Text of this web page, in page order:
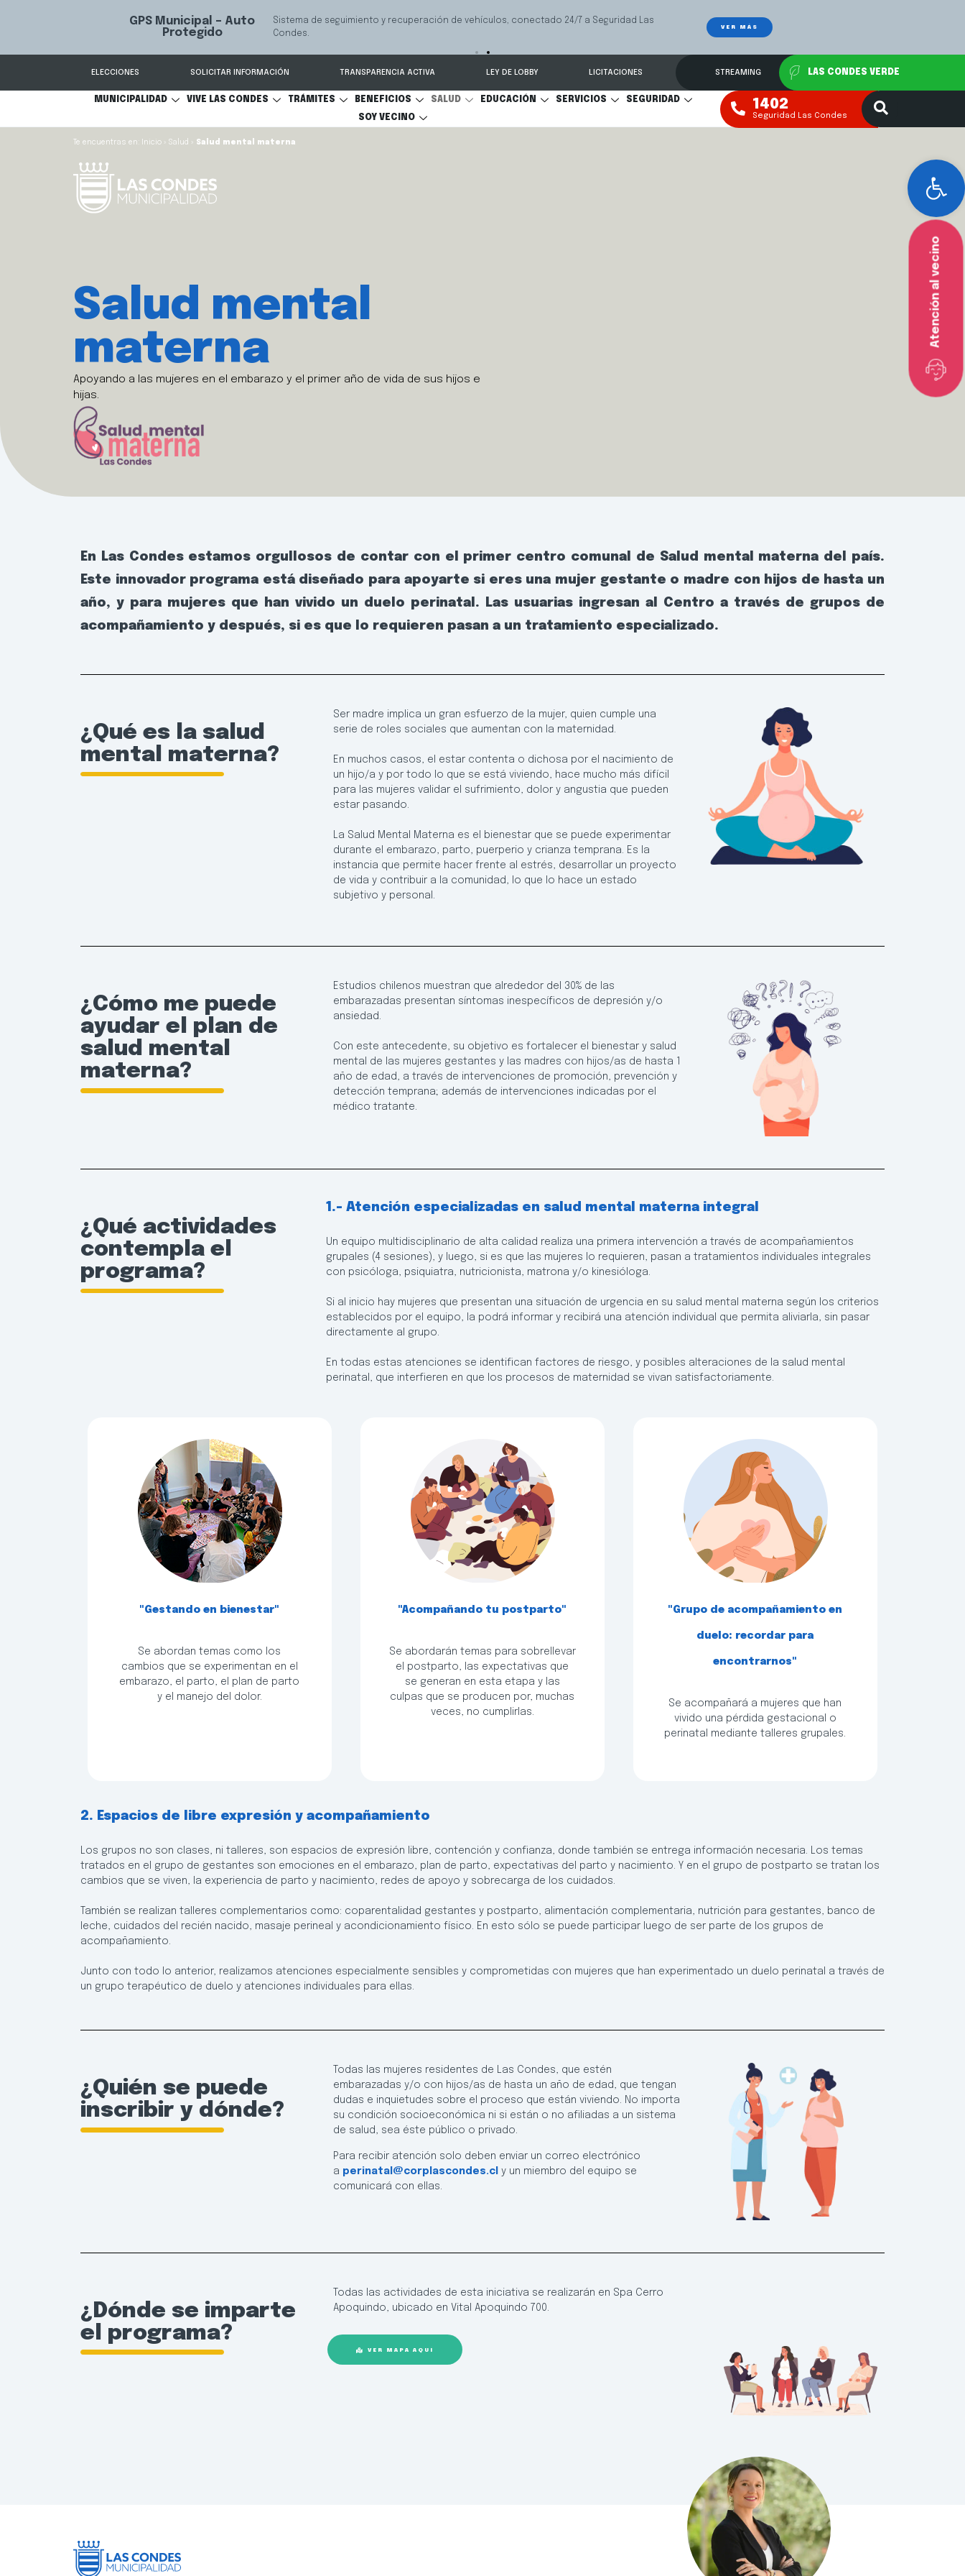
GPS Municipal – Auto
Protegido
Sistema de seguimiento y recuperación de vehículos, conectado 24/7 a Seguridad Las
Condes.
VER MÁS
ELECCIONES SOLICITAR INFORMACIÓN TRANSPARENCIA ACTIVA LEY DE LOBBY LICITACIONES STREAMING LAS CONDES VERDE
MUNICIPALIDAD VIVE LAS CONDES TRÁMITES BENEFICIOS SALUD EDUCACIÓN SERVICIOS SEGURIDAD
SOY VECINO
1402
Seguridad Las Condes
Inicio Salud Salud mental materna
Atención al vecino
Salud mental
materna
Apoyando a las mujeres en el embarazo y el primer año de vida de sus hijos e
hijas.
En Las Condes estamos orgullosos de contar con el primer centro comunal de Salud mental materna del país.
Este innovador programa está diseñado para apoyarte si eres una mujer gestante o madre con hijos de hasta un
año, y para mujeres que han vivido un duelo perinatal. Las usuarias ingresan al Centro a través de grupos de
acompañamiento y después, si es que lo requieren pasan a un tratamiento especializado.
¿Qué es la salud
mental materna?
Ser madre implica un gran esfuerzo de la mujer, quien cumple una
serie de roles sociales que aumentan con la maternidad.
En muchos casos, el estar contenta o dichosa por el nacimiento de
un hijo/a y por todo lo que se está viviendo, hace mucho más difícil
para las mujeres validar el sufrimiento, dolor y angustia que pueden
estar pasando.
La Salud Mental Materna es el bienestar que se puede experimentar
durante el embarazo, parto, puerperio y crianza temprana. Es la
instancia que permite hacer frente al estrés, desarrollar un proyecto
de vida y contribuir a la comunidad, lo que lo hace un estado
subjetivo y personal.
¿Cómo me puede
ayudar el plan de
salud mental
materna?
Estudios chilenos muestran que alrededor del 30% de las
embarazadas presentan síntomas inespecíficos de depresión y/o
ansiedad.
Con este antecedente, su objetivo es fortalecer el bienestar y salud
mental de las mujeres gestantes y las madres con hijos/as de hasta 1
año de edad, a través de intervenciones de promoción, prevención y
detección temprana; además de intervenciones indicadas por el
médico tratante.
¿Qué actividades
contempla el
programa?
1.- Atención especializadas en salud mental materna integral
Un equipo multidisciplinario de alta calidad realiza una primera intervención a través de acompañamientos
grupales (4 sesiones), y luego, si es que las mujeres lo requieren, pasan a tratamientos individuales integrales
con psicóloga, psiquiatra, nutricionista, matrona y/o kinesióloga.
Si al inicio hay mujeres que presentan una situación de urgencia en su salud mental materna según los criterios
establecidos por el equipo, la podrá informar y recibirá una atención individual que permita aliviarla, sin pasar
directamente al grupo.
En todas estas atenciones se identifican factores de riesgo, y posibles alteraciones de la salud mental
perinatal, que interfieren en que los procesos de maternidad se vivan satisfactoriamente.
"Gestando en bienestar"
Se abordan temas como los
cambios que se experimentan en el
embarazo, el parto, el plan de parto
y el manejo del dolor.
"Acompañando tu postparto"
Se abordarán temas para sobrellevar
el postparto, las expectativas que
se generan en esta etapa y las
culpas que se producen por, muchas
veces, no cumplirlas.
"Grupo de acompañamiento en
duelo: recordar para
encontrarnos"
Se acompañará a mujeres que han
vivido una pérdida gestacional o
perinatal mediante talleres grupales.
2. Espacios de libre expresión y acompañamiento
Los grupos no son clases, ni talleres, son espacios de expresión libre, contención y confianza, donde también se entrega información necesaria. Los temas
tratados en el grupo de gestantes son emociones en el embarazo, plan de parto, expectativas del parto y nacimiento. Y en el grupo de postparto se tratan los
cambios que se viven, la experiencia de parto y nacimiento, redes de apoyo y sobrecarga de los cuidados.
También se realizan talleres complementarios como: coparentalidad gestantes y postparto, alimentación complementaria, nutrición para gestantes, banco de
leche, cuidados del recién nacido, masaje perineal y acondicionamiento físico. En esto sólo se puede participar luego de ser parte de los grupos de
acompañamiento.
Junto con todo lo anterior, realizamos atenciones especialmente sensibles y comprometidas con mujeres que han experimentado un duelo perinatal a través de
un grupo terapéutico de duelo y atenciones individuales para ellas.
¿Quién se puede
inscribir y dónde?
Todas las mujeres residentes de Las Condes, que estén
embarazadas y/o con hijos/as de hasta un año de edad, que tengan
dudas e inquietudes sobre el proceso que están viviendo. No importa
su condición socioeconómica ni si están o no afiliadas a un sistema
de salud, sea éste público o privado.
Para recibir atención solo deben enviar un correo electrónico
a perinatal@corplascondes.cl y un miembro del equipo se
comunicará con ellas.
¿Dónde se imparte
el programa?
Todas las actividades de esta iniciativa se realizarán en Spa Cerro
Apoquindo, ubicado en Vital Apoquindo 700.
VER MAPA AQUÍ